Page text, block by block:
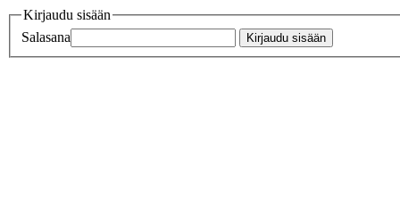
Kirjaudu sisään
Salasana